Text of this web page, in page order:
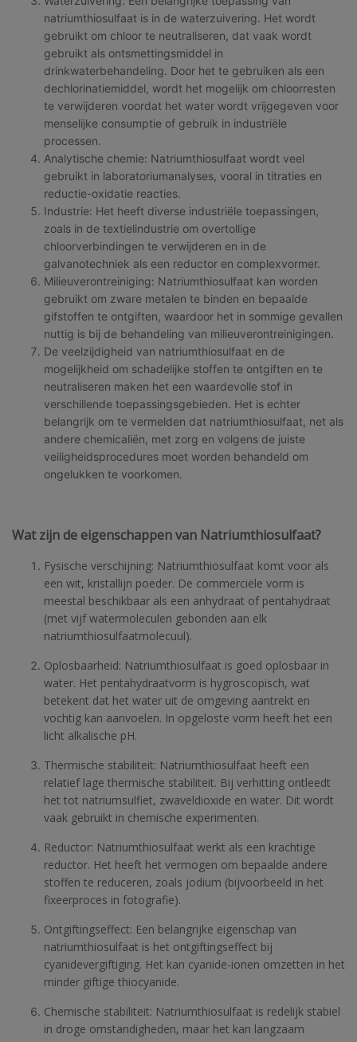
natriumthiosulfaat is in de waterzuivering. Het wordt
gebruikt om chloor te neutraliseren, dat vaak wordt
gebruikt als ontsmettingsmiddel in
drinkwaterbehandeling. Door het te gebruiken als een
dechlorinatiemiddel, wordt het mogelijk om chloorresten
te verwijderen voordat het water wordt vrijgegeven voor
menselijke consumptie of gebruik in industriële
processen.
Analytische chemie: Natriumthiosulfaat wordt veel
gebruikt in laboratoriumanalyses, vooral in titraties en
reductie-oxidatie reacties.
Industrie: Het heeft diverse industriële toepassingen,
zoals in de textielindustrie om overtollige
chloorverbindingen te verwijderen en in de
galvanotechniek als een reductor en complexvormer.
Milieuverontreiniging: Natriumthiosulfaat kan worden
gebruikt om zware metalen te binden en bepaalde
gifstoffen te ontgiften, waardoor het in sommige gevallen
nuttig is bij de behandeling van milieuverontreinigingen.
De veelzijdigheid van natriumthiosulfaat en de
mogelijkheid om schadelijke stoffen te ontgiften en te
neutraliseren maken het een waardevolle stof in
verschillende toepassingsgebieden. Het is echter
belangrijk om te vermelden dat natriumthiosulfaat, net als
andere chemicaliën, met zorg en volgens de juiste
veiligheidsprocedures moet worden behandeld om
ongelukken te voorkomen.
Wat zijn de eigenschappen van Natriumthiosulfaat?
Fysische verschijning: Natriumthiosulfaat komt voor als
een wit, kristallijn poeder. De commerciële vorm is
meestal beschikbaar als een anhydraat of pentahydraat
(met vijf watermoleculen gebonden aan elk
natriumthiosulfaatmolecuul).
Oplosbaarheid: Natriumthiosulfaat is goed oplosbaar in
water. Het pentahydraatvorm is hygroscopisch, wat
betekent dat het water uit de omgeving aantrekt en
vochtig kan aanvoelen. In opgeloste vorm heeft het een
licht alkalische pH.
Thermische stabiliteit: Natriumthiosulfaat heeft een
relatief lage thermische stabiliteit. Bij verhitting ontleedt
het tot natriumsulfiet, zwaveldioxide en water. Dit wordt
vaak gebruikt in chemische experimenten.
Reductor: Natriumthiosulfaat werkt als een krachtige
reductor. Het heeft het vermogen om bepaalde andere
stoffen te reduceren, zoals jodium (bijvoorbeeld in het
fixeerproces in fotografie).
Ontgiftingseffect: Een belangrijke eigenschap van
natriumthiosulfaat is het ontgiftingseffect bij
cyanidevergiftiging. Het kan cyanide-ionen omzetten in het
minder giftige thiocyanide.
Chemische stabiliteit: Natriumthiosulfaat is redelijk stabiel
in droge omstandigheden, maar het kan langzaam